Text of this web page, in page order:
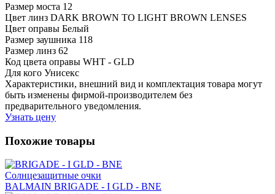
Размер моста 12
Цвет линз DARK BROWN TO LIGHT BROWN LENSES
Цвет оправы Белый
Размер заушника 118
Размер линз 62
Код цвета оправы WHT - GLD
Для кого Унисекс
Характеристики, внешний вид и комплектация товара могут
быть изменены фирмой-производителем без
предварительного уведомления.
Узнать цену
Похожие товары
Солнцезащитные очки
BALMAIN BRIGADE - I GLD - BNE